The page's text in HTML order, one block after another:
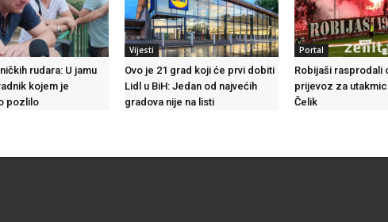
rudara: U jamu
kojem je
pozlilo
Vijesti
Ovo je 21 grad koji će prvi dobiti
Lidl u BiH: Jedan od najvećih
gradova nije na listi
Portal
Robijaši rasprodali
prijevoz za
Čelik